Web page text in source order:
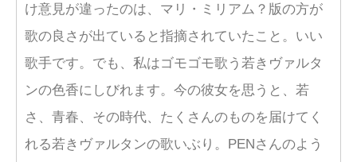
け意見が違ったのは、マリ・ミリアム？版の方が
歌の良さが出ていると指摘されていたこと。いい
歌手です。でも、私はゴモゴモ歌う若きヴァルタ
ンの色香にしびれます。今の彼女を思うと、若
さ、青春、その時代、たくさんのものを届けてく
れる若きヴァルタンの歌いぶり。PENさんのよう